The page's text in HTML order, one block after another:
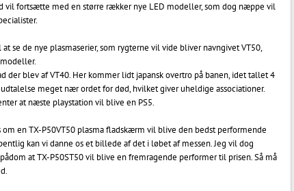
vil fortsætte med en større rækker nye LED modeller, som dog næppe vil
de nye plasmaserier, som rygterne vil vide bliver navngivet VT50,
der blev af VT40. Her kommer lidt japansk overtro på banen, idet tallet 4
udtalelse meget nær ordet for død, hvilket giver uheldige associationer.
at næste playstation vil blive en PS5.
en TX-P50VT50 plasma fladskærm vil blive den bedst performende
kan vi danne os et billede af det i løbet af messen. Jeg vil dog
at TX-P50ST50 vil blive en fremragende performer til prisen. Så må